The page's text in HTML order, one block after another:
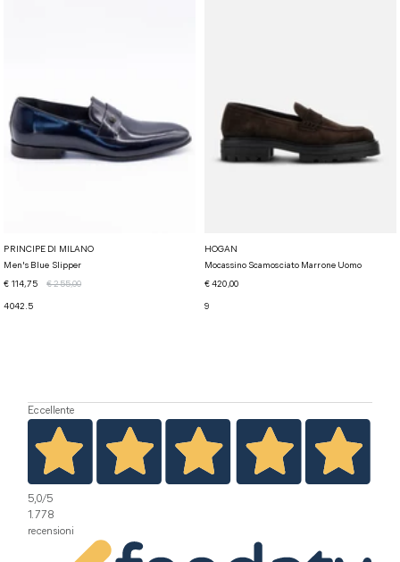
PRINCIPE DI MILANO
Men's Blue Slipper
€ 114,75
€ 255,00
4042.5
HOGAN
Mocassino Scamosciato Marrone Uomo
€ 420,00
9
Eccellente
5,0/5
1.778
recensioni